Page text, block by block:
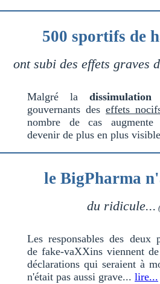
500 sportifs de
ont subi des effets graves
Malgré la
gouvernants des effets
nombre de cas
devenir de plus en plus
le BigPharma
du ridicule...
Les responsables des deux
de fake-vaXXins viennent
déclarations qui seraient à
n'était pas aussi grave... lire...